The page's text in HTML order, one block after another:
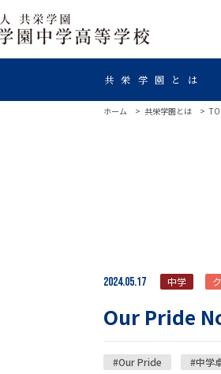
共栄学園とは
ホーム 共栄学園とは
2024.05.17 中学
Our Pride
#Our Pride #中学